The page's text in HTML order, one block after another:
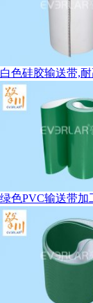
白色硅胶输送带,
绿色PVC输送带加